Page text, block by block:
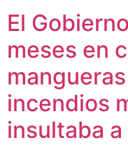
El
meses en
incendios
insultaba